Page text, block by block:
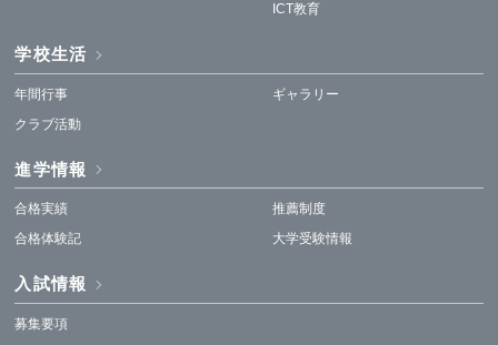
ICT教育
学校生活
年間行事
クラブ活動
ギャラリー
進学情報
合格実績
合格体験記
推薦制度
大学受験情報
入試情報
募集要項